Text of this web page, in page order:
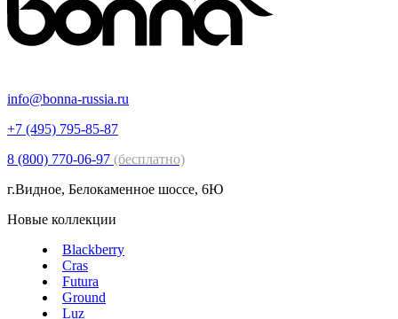
info@bonna-russia.ru
+7 (495) 795-85-87
8 (800) 770-06-97 (бесплатно)
г.Видное, Белокаменное шоссе, 6Ю
Новые коллекции
Blackberry
Cras
Futura
Ground
Luz